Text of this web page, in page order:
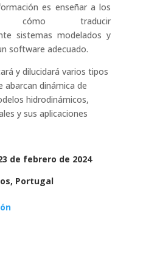
es enseñar a los
cómo traducir
sistemas modelados y
software adecuado.
y dilucidará varios tipos
abarcan dinámica de
hidrodinámicos,
y sus aplicaciones
de febrero de 2024
Portugal